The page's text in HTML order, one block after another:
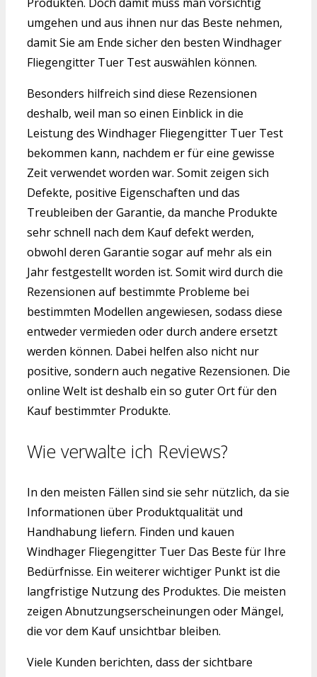
umgehen und aus ihnen nur das Beste nehmen,
damit Sie am Ende sicher den besten Windhager
Fliegengitter Tuer Test auswählen können.
Besonders hilfreich sind diese Rezensionen
deshalb, weil man so einen Einblick in die
Leistung des Windhager Fliegengitter Tuer Test
bekommen kann, nachdem er für eine gewisse
Zeit verwendet worden war. Somit zeigen sich
Defekte, positive Eigenschaften und das
Treubleiben der Garantie, da manche Produkte
sehr schnell nach dem Kauf defekt werden,
obwohl deren Garantie sogar auf mehr als ein
Jahr festgestellt worden ist. Somit wird durch die
Rezensionen auf bestimmte Probleme bei
bestimmten Modellen angewiesen, sodass diese
entweder vermieden oder durch andere ersetzt
werden können. Dabei helfen also nicht nur
positive, sondern auch negative Rezensionen. Die
online Welt ist deshalb ein so guter Ort für den
Kauf bestimmter Produkte.
Wie verwalte ich Reviews?
In den meisten Fällen sind sie sehr nützlich, da sie
Informationen über Produktqualität und
Handhabung liefern. Finden und kauen
Windhager Fliegengitter Tuer Das Beste für Ihre
Bedürfnisse. Ein weiterer wichtiger Punkt ist die
langfristige Nutzung des Produktes. Die meisten
zeigen Abnutzungserscheinungen oder Mängel,
die vor dem Kauf unsichtbar bleiben.
Viele Kunden berichten, dass der sichtbare